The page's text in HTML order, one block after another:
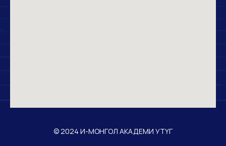
© 2024 И-МОНГОЛ АКАДЕМИ УТҮГ